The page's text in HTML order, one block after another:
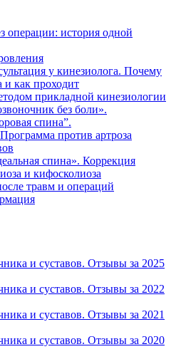
операции: история одной
у кинезиолога. Почему
и как проходит
прикладной кинезиологии
без боли».
спина”.
против артроза
спина». Коррекция
и кифосколиоза
травм и операций
и суставов. Отзывы за 2025
и суставов. Отзывы за 2022
и суставов. Отзывы за 2021
и суставов. Отзывы за 2020